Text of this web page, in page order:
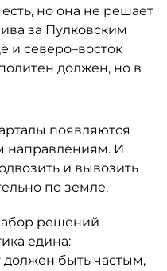
но она не решает
за Пулковским
и северо–восток
должен, но в
появляются
направлениям. И
и вывозить
по земле.
решений
едина:
должен быть частым,